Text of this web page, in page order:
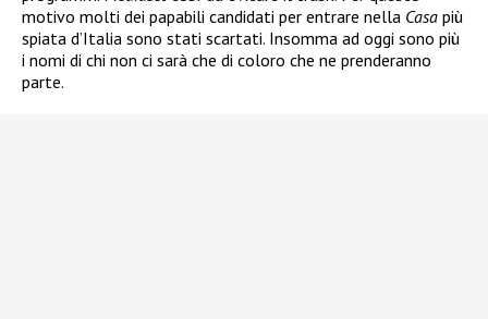
motivo molti dei papabili candidati per entrare nella Casa più
spiata d’Italia sono stati scartati. Insomma ad oggi sono più
i nomi di chi non ci sarà che di coloro che ne prenderanno
parte.